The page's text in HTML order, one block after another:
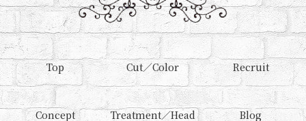
Top
Concept
Cut／Color
Treatment／Head
Recruit
Blog